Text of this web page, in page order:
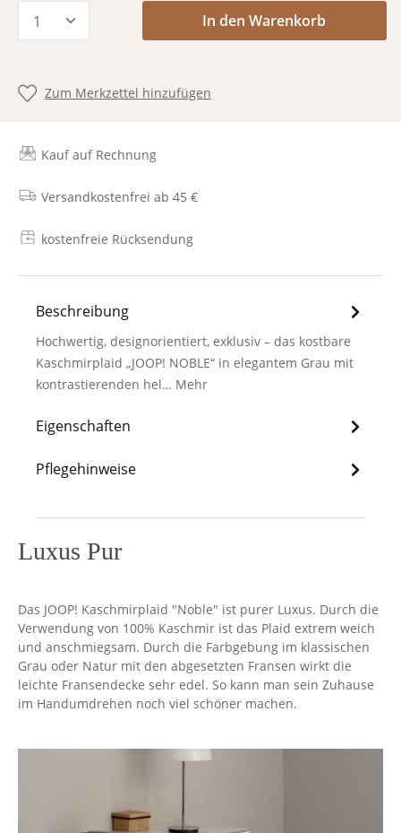
Produkt Anzahl: Gib den gewünschten
In den Warenkorb
Zum Merkzettel hinzufügen
Kauf auf Rechnung
Versandkostenfrei ab 45 €
kostenfreie Rücksendung
Beschreibung
Hochwertig, designorientiert, exklusiv – das kostbare
Kaschmirplaid „JOOP! NOBLE“ in elegantem Grau mit
kontrastierenden hel… Mehr
Eigenschaften
Pflegehinweise
Luxus Pur
Das JOOP! Kaschmirplaid "Noble" ist purer Luxus. Durch die
Verwendung von 100% Kaschmir ist das Plaid extrem weich
und anschmiegsam. Durch die Farbgebung im klassischen
Grau oder Natur mit den abgesetzten Fransen wirkt die
leichte Fransendecke sehr edel. So kann man sein Zuhause
im Handumdrehen noch viel schöner machen.